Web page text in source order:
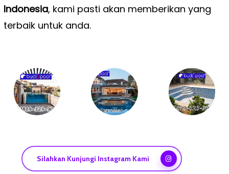
Indonesia, kami pasti akan memberikan yang
terbaik untuk anda.
Silahkan Kunjungi Instagram Kami